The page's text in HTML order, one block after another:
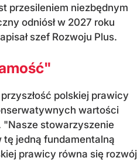
przesileniem niezbędnym
odniósł w 2027 roku
szef Rozwoju Plus.
polskiej prawicy
wartości
"Nasze stowarzyszenie
tę jedną fundamentalną
prawicy równa się rozwój